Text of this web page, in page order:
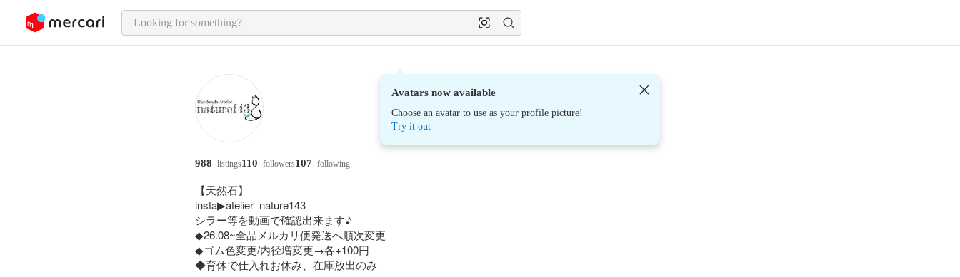
page content
Avatars now available
Choose an avatar to use as your profile picture!
Try it out
988 listings110 followers107 following
【天然石】
insta▶atelier_nature143
シラー等を動画で確認出来ます♪
◆26.08~全品メルカリ便発送へ順次変更
◆ゴム色変更/内径増変更️→各+100円
◆育休で仕入れお休み、在庫放出のみ